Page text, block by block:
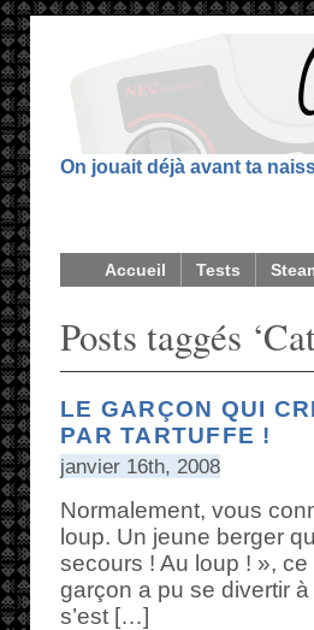
On jouait déjà avant ta
Accueil Tests
Posts taggés
LE GARÇON QUI
PAR TARTUFFE !
janvier 16th, 2008
Normalement, vous
loup. Un jeune berger
secours ! Au loup ! »,
garçon a pu se divertir
s’est […]